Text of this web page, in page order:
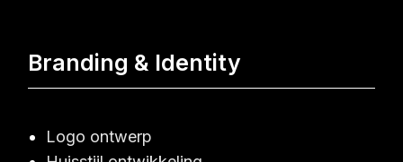
Branding & Identity
Logo ontwerp